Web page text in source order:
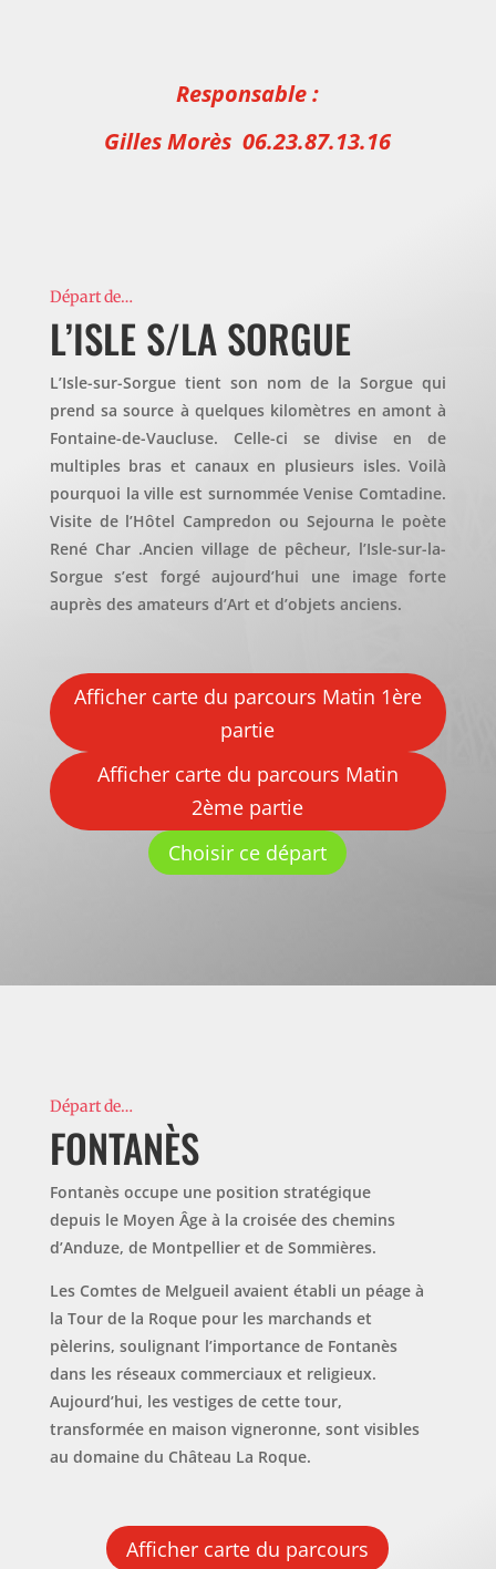
Responsable :
Gilles Morès 06.23.87.13.16
Départ de…
L’ISLE S/LA SORGUE
L’Isle-sur-Sorgue tient son nom de la Sorgue qui
prend sa source à quelques kilomètres en amont à
Fontaine-de-Vaucluse. Celle-ci se divise en de
multiples bras et canaux en plusieurs isles. Voilà
pourquoi la ville est surnommée Venise Comtadine.
Visite de l’Hôtel Campredon ou Sejourna le poète
René Char .Ancien village de pêcheur, l’Isle-sur-la-
Sorgue s’est forgé aujourd’hui une image forte
auprès des amateurs d’Art et d’objets anciens.
Afficher carte du parcours Matin 1ère
partie
Afficher carte du parcours Matin
2ème partie
Choisir ce départ
Départ de…
FONTANÈS
Fontanès occupe une position stratégique
depuis le Moyen Âge à la croisée des chemins
d’Anduze, de Montpellier et de Sommières.
Les Comtes de Melgueil avaient établi un péage à
la Tour de la Roque pour les marchands et
pèlerins, soulignant l’importance de Fontanès
dans les réseaux commerciaux et religieux.
Aujourd’hui, les vestiges de cette tour,
transformée en maison vigneronne, sont visibles
au domaine du Château La Roque.
Afficher carte du parcours